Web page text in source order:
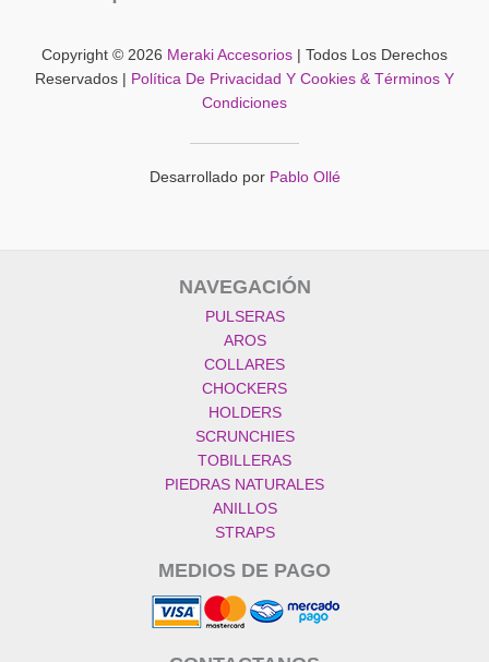
Copyright © 2026 Meraki Accesorios | Todos Los Derechos
Reservados |
Política De Privacidad Y Cookies & Términos Y
Condiciones
Desarrollado por Pablo Ollé
NAVEGACIÓN
PULSERAS
AROS
COLLARES
CHOCKERS
HOLDERS
SCRUNCHIES
TOBILLERAS
PIEDRAS NATURALES
ANILLOS
STRAPS
MEDIOS DE PAGO